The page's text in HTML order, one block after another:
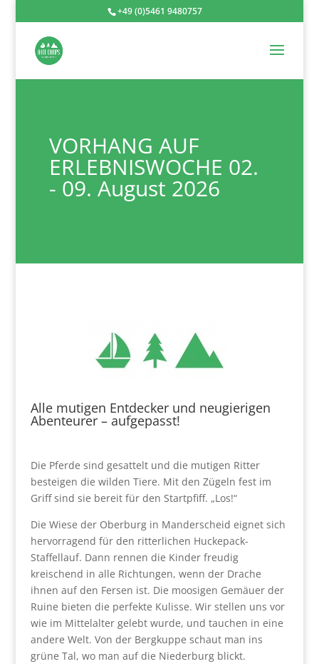
+49 (0)5461 9480757
VORHANG AUF
ERLEBNISWOCHE 02.
- 09. August 2026
Alle mutigen Entdecker und neugierigen
Abenteurer – aufgepasst!
Die Pferde sind gesattelt und die mutigen Ritter
besteigen die wilden Tiere. Mit den Zügeln fest im
Griff sind sie bereit für den Startpfiff. „Los!“
Die Wiese der Oberburg in Manderscheid eignet sich
hervorragend für den ritterlichen Huckepack-
Staffellauf. Dann rennen die Kinder freudig
kreischend in alle Richtungen, wenn der Drache
ihnen auf den Fersen ist. Die moosigen Gemäuer der
Ruine bieten die perfekte Kulisse. Wir stellen uns vor
wie im Mittelalter gelebt wurde, und tauchen in eine
andere Welt. Von der Bergkuppe schaut man ins
grüne Tal, wo man auf die Niederburg blickt.